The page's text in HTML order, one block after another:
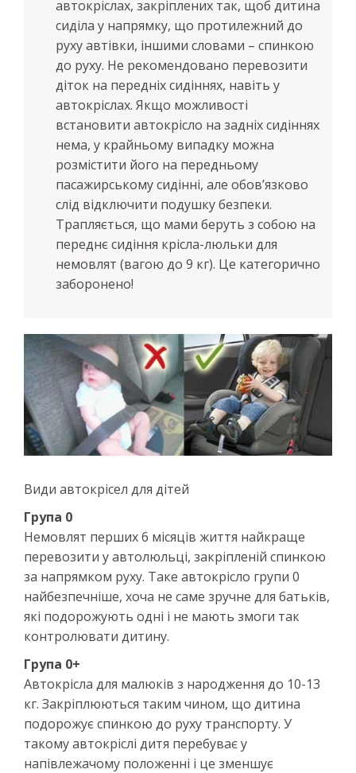
автокріслах, закріплених так, щоб дитина
сиділа у напрямку, що протилежний до
руху автівки, іншими словами – спинкою
до руху. Не рекомендовано перевозити
діток на передніх сидіннях, навіть у
автокріслах. Якщо можливості
встановити автокрісло на задніх сидіннях
нема, у крайньому випадку можна
розмістити його на передньому
пасажирському сидінні, але обов’язково
слід відключити подушку безпеки.
Трапляється, що мами беруть з собою на
переднє сидіння крісла-люльки для
немовлят (вагою до 9 кг). Це категорично
заборонено!
Види автокрісел для дітей
Група 0
Немовлят перших 6 місяців життя найкраще
перевозити у автолюльці, закріпленій спинкою
за напрямком руху. Таке автокрісло групи 0
найбезпечніше, хоча не саме зручне для батьків,
які подорожують одні і не мають змоги так
контролювати дитину.
Група 0+
Автокрісла для малюків з народження до 10-13
кг. Закріплюються таким чином, що дитина
подорожує спинкою до руху транспорту. У
такому автокріслі дитя перебуває у
напівлежачому положенні і це зменшує